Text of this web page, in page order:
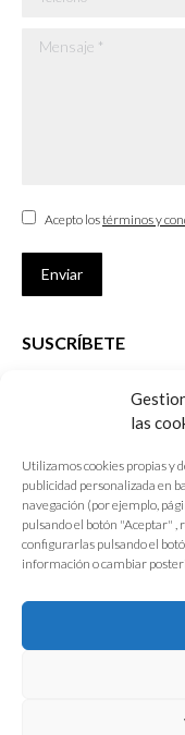
las
Utilizamos cookies propias y
publicidad personalizada en
navegación (por ejemplo,
pulsando el botón "Aceptar" ,
configurarlas pulsando el
información o cambiar
Mensaje *
Acepto lostérminos y
Enviar
SUSCRÍBETE
que desarrolla el Colegio
E-mail *
Acepto lostérminos y
Enviar